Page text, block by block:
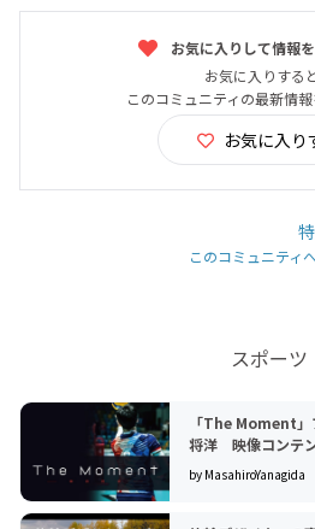
お気に入りして情報
お気に入りすると
このコミュニティの最新情報
お気に入り
このコミュニティ
スポーツ
「The Moment」
将洋 映像コンテ
by MasahiroYanagida